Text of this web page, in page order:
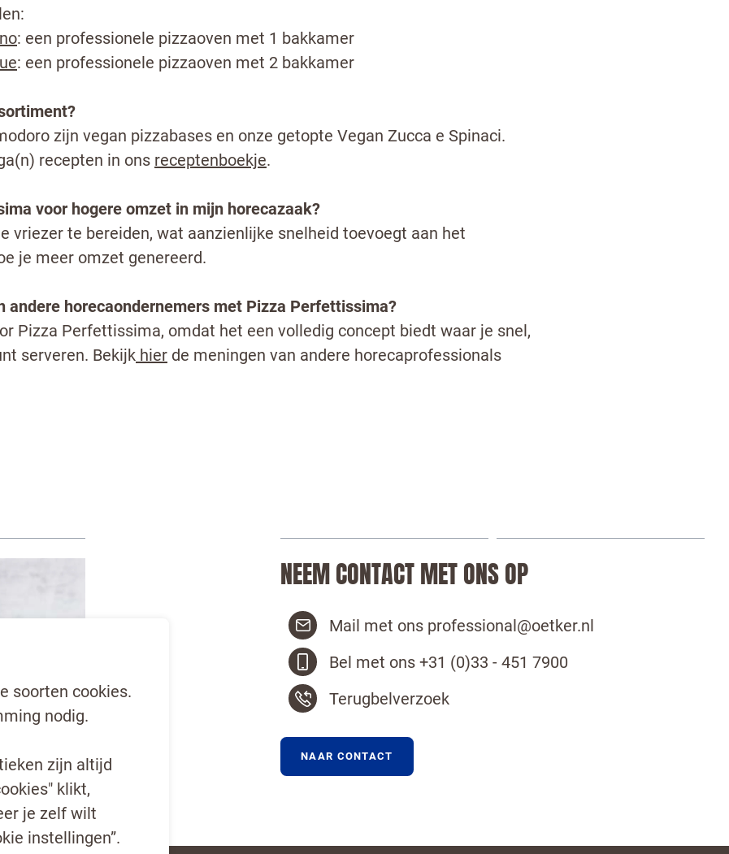
: een professionele pizzaoven met 1 bakkamer
: een professionele pizzaoven met 2 bakkamer
zijn vegan pizzabases en onze getopte Vegan Zucca e Spinaci.
recepten in ons receptenboekje.
voor hogere omzet in mijn horecazaak?
vriezer te bereiden, wat aanzienlijke snelheid toevoegt aan het
je meer omzet genereerd.
andere horecaondernemers met Pizza Perfettissima?
Pizza Perfettissima, omdat het een volledig concept biedt waar je snel,
serveren. Bekijk hier de meningen van andere horecaprofessionals
NEEM CONTACT MET ONS OP
Mail met ons professional@oetker.nl
Bel met ons +31 (0)33 - 451 7900
Terugbelverzoek
NAAR CONTACT
soorten cookies.
nodig.
zijn altijd
klikt,
je zelf wilt
instellingen”.